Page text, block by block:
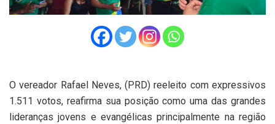
O vereador Rafael Neves, (PRD) reeleito com expressivos
1.511 votos, reafirma sua posição como uma das grandes
lideranças jovens e evangélicas principalmente na região